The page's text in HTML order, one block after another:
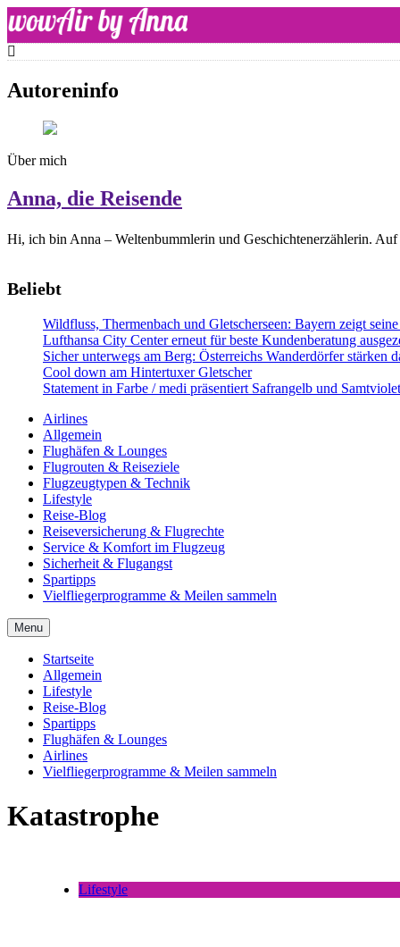
Skip
to
content
WOW-Air
Autoreninfo
Über mich
Anna, die Reisende
Hi, ich bin Anna – Weltenbummlerin und Geschichtenerzählerin.
Beliebt
Wildfluss, Thermenbach und Gletscherseen: Bayern zeigt
Lufthansa City Center erneut für beste Kundenberatung
Sicher unterwegs am Berg: Österreichs Wanderdörfer stärken
Cool down am Hintertuxer Gletscher
Statement in Farbe / medi präsentiert Safrangelb und
Airlines
Allgemein
Flughäfen & Lounges
Flugrouten & Reiseziele
Flugzeugtypen & Technik
Lifestyle
Reise-Blog
Reiseversicherung & Flugrechte
Service & Komfort im Flugzeug
Sicherheit & Flugangst
Spartipps
Vielfliegerprogramme & Meilen sammeln
Menu
Startseite
Allgemein
Lifestyle
Reise-Blog
Spartipps
Flughäfen & Lounges
Airlines
Vielfliegerprogramme & Meilen sammeln
Katastrophe
Lifestyle